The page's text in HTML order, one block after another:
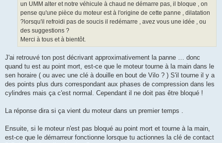
un UMM alter et notre véhicule à chaud ne démarre pas, il bloque , on
pense qu'une pièce du moteur est à l'origine de cette panne , dilatation
?lorsqu'il refroidi pas de soucis il redémarre , avez vous une idée , ou
des suggestions ?
Merci à tous et à bientôt.
J'ai retrouvé ton post décrivant approximativement la panne … donc
quand tu est au point mort, est-ce que le moteur tourne à la main dans le
sen horaire ( ou avec une clé à douille en bout de Vilo ? ) S'il tourne il y a
des points plus durs correspondant aux phases de compression dans les
cylindres mais ça c'est normal. Cependant il ne doit pas être bloqué !
La réponse dira si ça vient du moteur dans un premier temps .
Ensuite, si le moteur n'est pas bloqué au point mort et tourne à la main,
est-ce que le démarreur fonctionne lorsque tu actionnes la clé de contact